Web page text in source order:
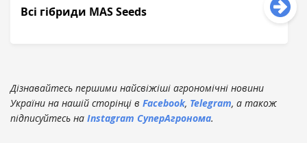
Всі гібриди MAS Seeds
Дізнавайтесь першими найсвіжіші агрономічні новини
України на нашій сторінці в Facebook, Telegram, а також
підписуйтесь на Instagram СуперАгронома.